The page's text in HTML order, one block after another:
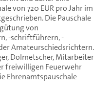
von 720 EUR pro Jahr im
Die Pauschale
von
-schriftführern, -
Amateurschiedsrichtern.
Dolmetscher, Mitarbeiter
freiwilligen Feuerwehr
Ehrenamtspauschale